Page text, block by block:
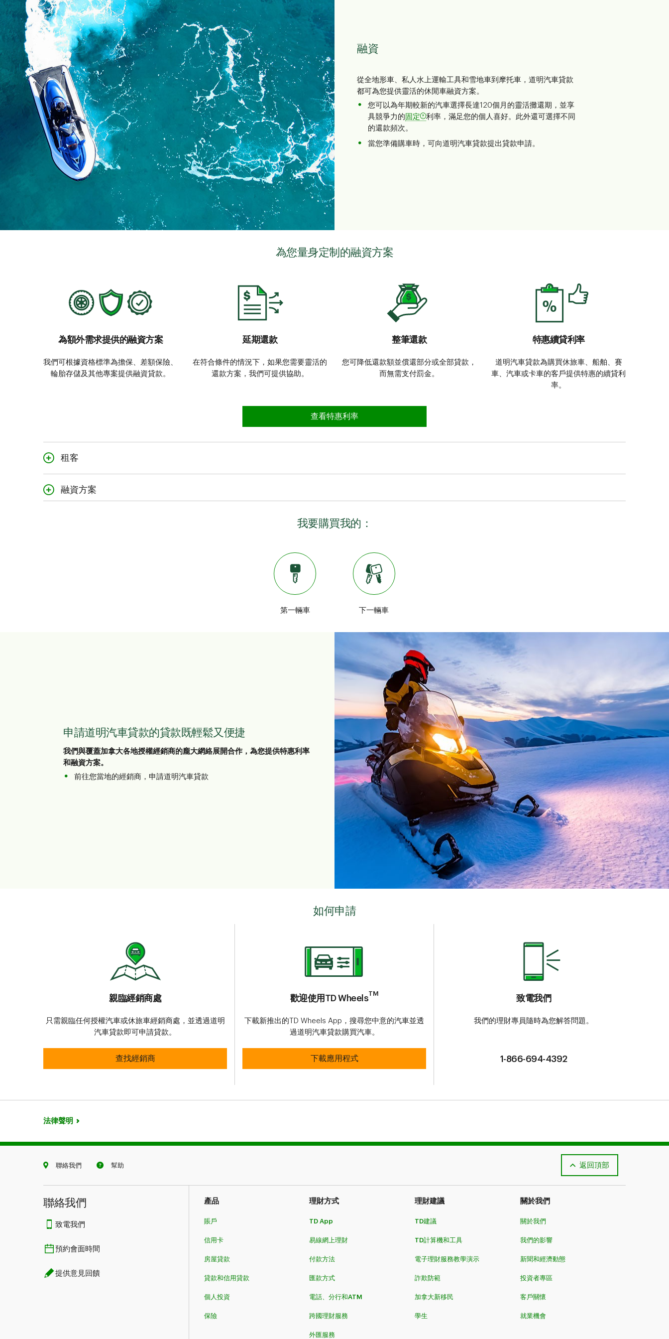
融資
從全地形車、私人水上運輸工具和雪地車到摩托車，道明汽車貸款
都可為您提供靈活的休閒車融資方案。
您可以為年期較新的汽車選擇長達120個月的靈活攤還期，並享
具競爭力的 固定
利率，滿足您的個人喜好。此外還可選擇不同
的還款頻次。
當您準備購車時，可向道明汽車貸款提出貸款申請。
為您量身定制的融資方案
為額外需求提供的融資方案
我們可根據資格標準為擔保、差額保險、
輪胎存儲及其他專案提供融資貸款。
延期還款
在符合條件的情況下，如果您需要靈活的
還款方案，我們可提供協助。
整筆還款
您可降低還款額並償還部分或全部貸款，
而無需支付罰金。
特惠續貸利率
道明汽車貸款為購買休旅車、船舶、賽
車、汽車或卡車的客戶提供特惠的續貸利
率。
查看特惠利率
租客
新船或二手船
手船可能會產生更高的維修和升級成本。
您可以選擇按現狀購買賽車，或者支付額外費用選
融資
個月。
賽車保險與汽車保險不同。您需要尋找擅長於賽車
融資方案
TD提供各種獎勵和特惠利率的融資選項。尊享：
個人信貸
其他借貸方案
我要購買我的：
第一輛車 下一輛車
申請道明汽車貸款的貸款既輕鬆又便捷
我們與覆蓋加拿大各地授權經銷商的龐大網絡展開合作，為您提供特惠利率
和融資方案。
前往您當地的經銷商，申請道明汽車貸款
如何申請
親臨經銷商處
只需親臨任何授權汽車或休旅車經銷商處，並透過道明
汽車貸款即可申請貸款。
親臨經銷商處
查找經銷商
歡迎使用TD WheelsTM
下載新推出的TD Wheels App，搜尋您中意的汽車並透
過道明汽車貸款購買汽車。
歡迎使用TD WheelsTM
下載應用程式
致電我們
我們的理財專員隨時為您解答問題。
1-866-694-4392
法律聲明
聯絡我們 幫助 返回頂部
聯絡我們
致電我們
預約會面時間
提供意見回饋
產品
賬戶
信用卡
房屋貸款​​​​​​​
貸款和信用貸款
個人投資
保險
理財方式​​​​​​​
TD App
易線網上理財
付款方法
匯款方式
電話、分行和ATM
跨國理財服務
外匯服務
理財建議
TD建議
TD計算機和工具
電子理財服務教學演示
詐欺防範
加拿大新移民
學生
關於我們
關於我們
我們的影響
新聞和經濟動態
投資者專區
客戶關懷
就業機會